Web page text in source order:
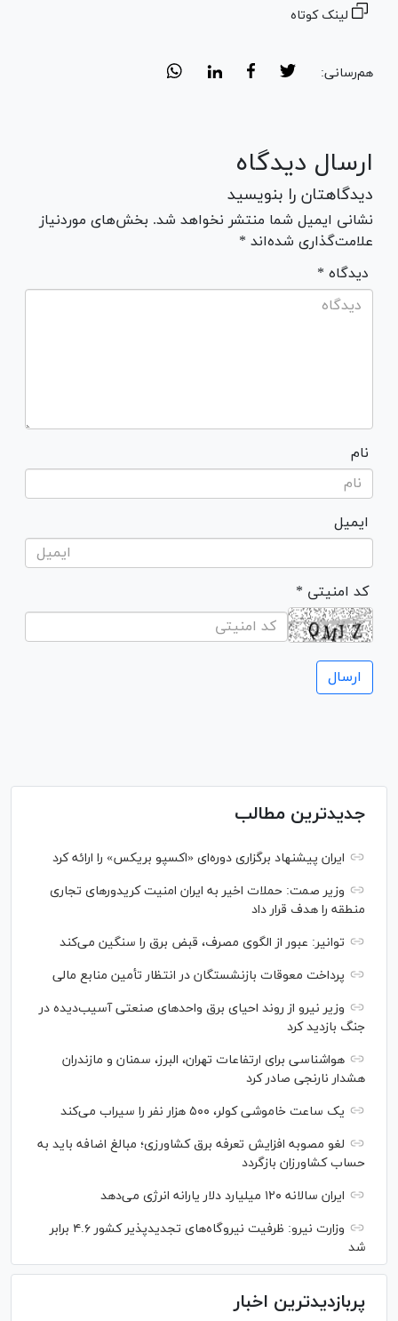
لینک کوتاه
هم‌رسانی:
ارسال دیدگاه
دیدگاهتان را بنویسید
نشانی ایمیل شما منتشر نخواهد شد. بخش‌های موردنیاز
علامت‌گذاری شده‌اند *
* دیدگاه
نام
ایمیل
* کد امنیتی
جدیدترین مطالب
ایران پیشنهاد برگزاری دوره‌ای «اکسپو بریکس» را ارائه کرد
وزیر صمت: حملات اخیر به ایران امنیت کریدورهای تجاری
منطقه را هدف قرار داد
توانیر: عبور از الگوی مصرف، قبض برق را سنگین می‌کند
پرداخت معوقات بازنشستگان در انتظار تأمین منابع مالی
وزیر نیرو از روند احیای برق واحدهای صنعتی آسیب‌دیده در
جنگ بازدید کرد
هواشناسی برای ارتفاعات تهران، البرز، سمنان و مازندران
هشدار نارنجی صادر کرد
یک ساعت خاموشی کولر، ۵۰۰ هزار نفر را سیراب می‌کند
لغو مصوبه افزایش تعرفه برق کشاورزی؛ مبالغ اضافه باید به
حساب کشاورزان بازگردد
ایران سالانه ۱۲۰ میلیارد دلار یارانه انرژی می‌دهد
وزارت نیرو: ظرفیت نیروگاه‌های تجدیدپذیر کشور ۴.۶ برابر
شد
پربازدیدترین اخبار